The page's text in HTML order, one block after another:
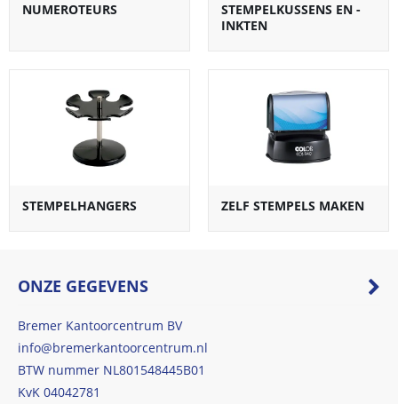
NUMEROTEURS
STEMPELKUSSENS EN -
INKTEN
STEMPELHANGERS ZELF STEMPELS MAKEN
ONZE GEGEVENS
Bremer Kantoorcentrum BV
info@bremerkantoorcentrum.nl
BTW nummer NL801548445B01
KvK 04042781